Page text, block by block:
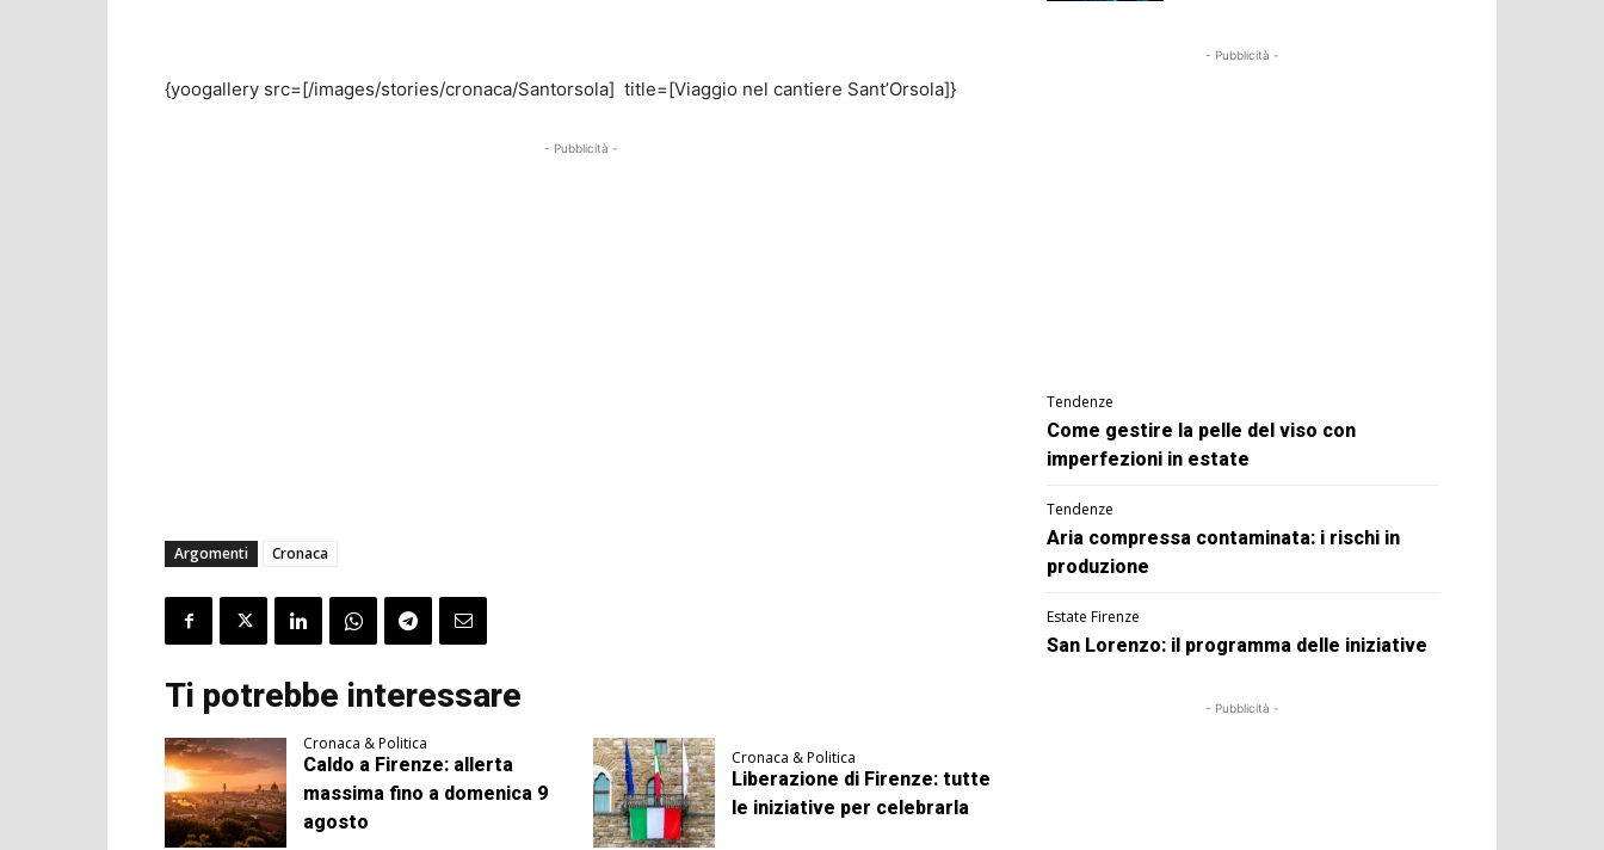
{yoogallery src=[/images/stories/cronaca/Santorsola] title=[Viaggio nel cantiere Sant’Orsola]}
- Pubblicità -
Argomenti Cronaca
Ti potrebbe interessare
Cronaca & Politica
Caldo a Firenze: allerta
massima fino a domenica 9
agosto
Cronaca & Politica
Liberazione di Firenze: tutte
le iniziative per celebrarla
- Pubblicità -
Tendenze
Come gestire la pelle del viso con
imperfezioni in estate
Tendenze
Aria compressa contaminata: i rischi in
produzione
Estate Firenze
San Lorenzo: il programma delle iniziative
- Pubblicità -